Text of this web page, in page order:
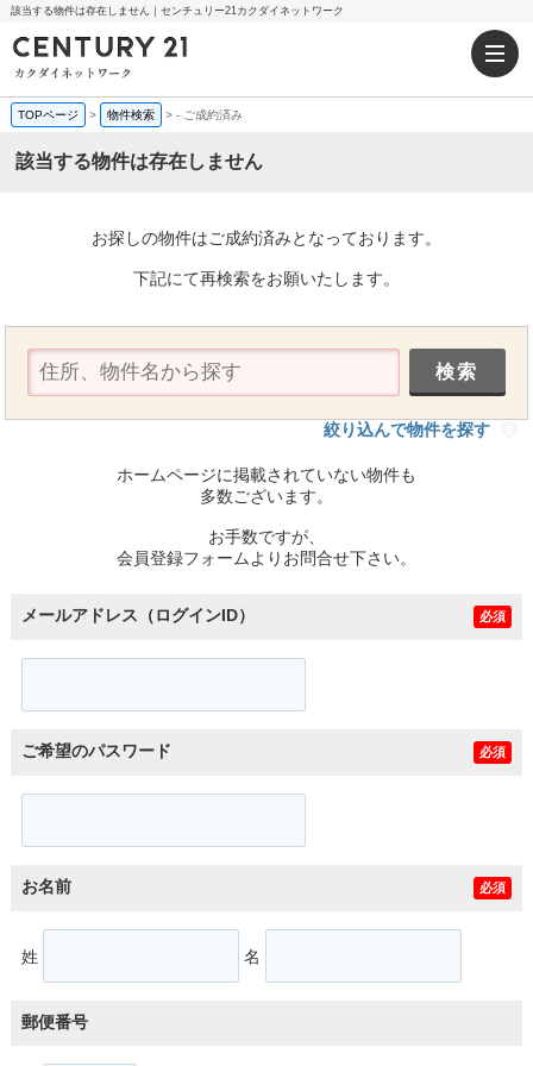
該当する物件は存在しません｜センチュリー21カクダイネットワーク
TOPページ > 物件検索 >- ご成約済み
該当する物件は存在しません
お探しの物件はご成約済みとなっております。
下記にて再検索をお願いたします。
絞り込んで物件を探す
ホームページに掲載されていない物件も
多数ございます。
お手数ですが、
会員登録フォームよりお問合せ下さい。
メールアドレス（ログインID） 必須
ご希望のパスワード 必須
お名前 必須
姓 名
郵便番号